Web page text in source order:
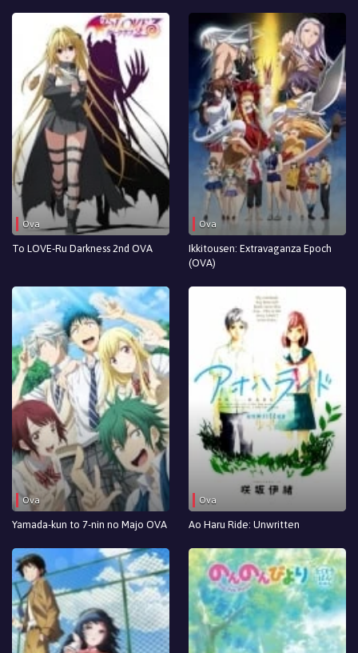
Ova
To LOVE-Ru Darkness 2nd OVA
Ova
Ikkitousen: Extravaganza Epoch
(OVA)
Ova
Yamada-kun to 7-nin no Majo OVA
Ova
Ao Haru Ride: Unwritten